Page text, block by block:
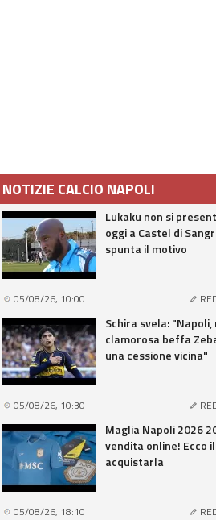
NOTIZIE CALCIO NAPOLI
Lukaku non si
oggi a Castel di
spunta il motivo
05/08/26, 10:00
Schira svela: "Napoli,
clamorosa beffa
una cessione vicina"
05/08/26, 10:30
Maglia Napoli 2026
vendita online! Ecco
acquistarla
05/08/26, 18:10